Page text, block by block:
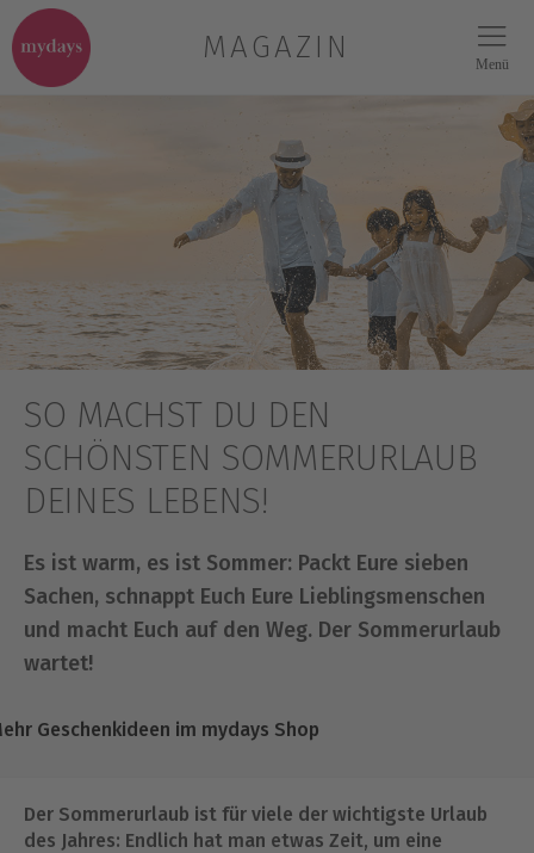
MAGAZIN Menü
SO MACHST DU DEN
SCHÖNSTEN SOMMERURLAUB
DEINES LEBENS!
Es ist warm, es ist Sommer: Packt Eure sieben
Sachen, schnappt Euch Eure Lieblingsmenschen
und macht Euch auf den Weg. Der Sommerurlaub
wartet!
Geschenkideen im mydays Shop
Der Sommerurlaub ist für viele der wichtigste Urlaub
des Jahres: Endlich hat man etwas Zeit, um eine